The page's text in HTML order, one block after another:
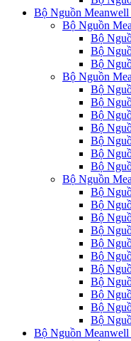
Bộ Nguồn
Bộ Nguồn
Bộ
Bộ
Bộ
Bộ Nguồn
Bộ
Bộ
Bộ
Bộ
Bộ
Bộ
Bộ
Bộ Nguồn
Bộ
Bộ
Bộ
Bộ
Bộ
Bộ
Bộ
Bộ
Bộ
Bộ
Bộ
Bộ Nguồn